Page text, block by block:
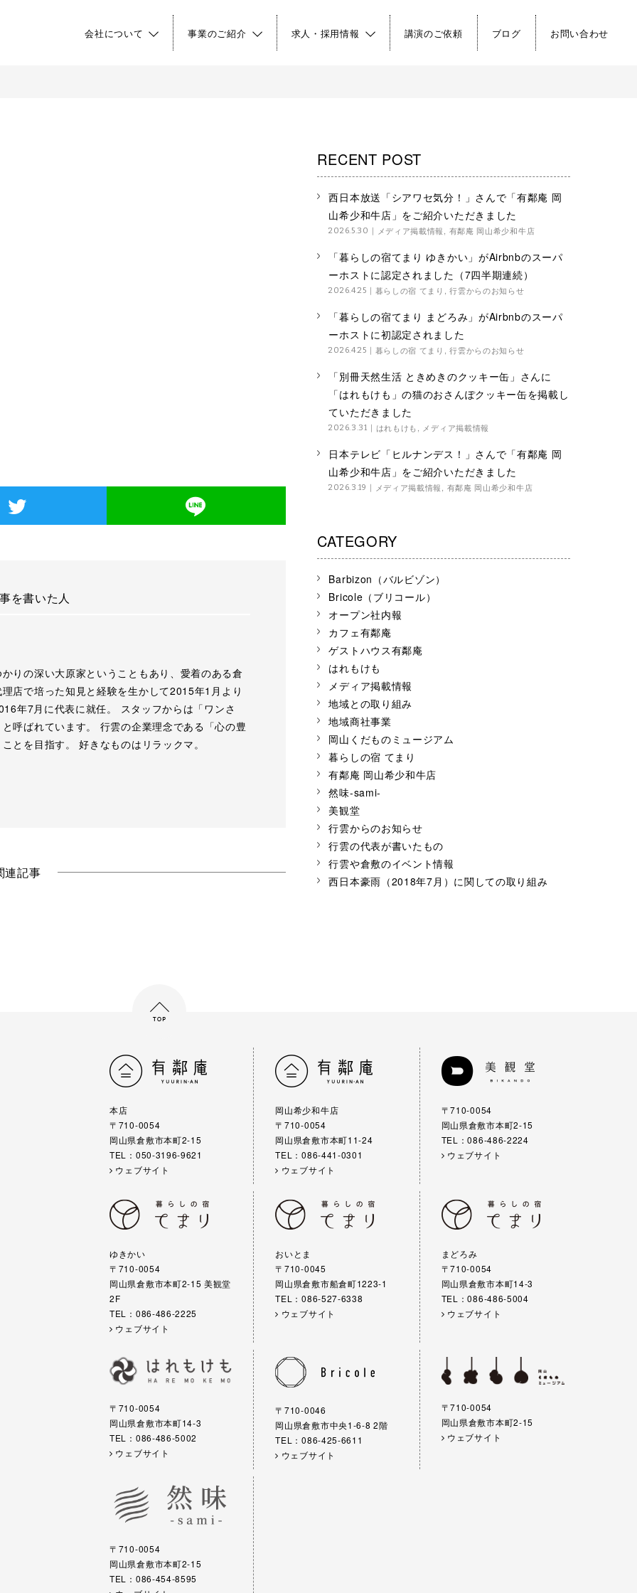
会社について 事業のご紹介 求人・採用情報 講演のご依頼 ブログ お問い合わせ
を書いた人
りの深い大原家ということもあり、愛着のある倉
店で培った知見と経験を生かして2015年1月より
年7月に代表に就任。 スタッフからは「ワンさ
呼ばれています。 行雲の企業理念である「心の豊
とを目指す。 好きなものはリラックマ。
連記事
RECENT POST
西日本放送「シアワセ気分！」さんで「有鄰庵 岡
山希少和牛店」をご紹介いただきました
2026.5.30 メディア掲載情報 有鄰庵 岡山希少和牛店
「暮らしの宿てまり ゆきかい」がAirbnbのスーパ
ーホストに認定されました（7四半期連続）
2026.4.25 暮らしの宿 てまり ,行雲からのお知らせ
「暮らしの宿てまり まどろみ」がAirbnbのスーパ
ーホストに初認定されました
2026.4.25 暮らしの宿 てまり ,行雲からのお知らせ
「別冊天然生活 ときめきのクッキー缶」さんに
「はれもけも」の猫のおさんぽクッキー缶を掲載し
ていただきました
2026.3.31 はれもけも メディア掲載情報
日本テレビ「ヒルナンデス！」さんで「有鄰庵 岡
山希少和牛店」をご紹介いただきました
2026.3.19 メディア掲載情報 有鄰庵 岡山希少和牛店
CATEGORY
Barbizon（バルビゾン）
Bricole（ブリコール）
オープン社内報
カフェ有鄰庵
ゲストハウス有鄰庵
はれもけも
メディア掲載情報
地域との取り組み
地域商社事業
岡山くだものミュージアム
暮らしの宿 てまり
有鄰庵 岡山希少和牛店
然味-sami-
美観堂
行雲からのお知らせ
行雲の代表が書いたもの
行雲や倉敷のイベント情報
西日本豪雨（2018年7月）に関しての取り組み
本店
〒710-0054
岡山県倉敷市本町2-15
TEL：050-3196-9621
ウェブサイト
岡山希少和牛店
〒710-0054
岡山県倉敷市本町11-24
TEL：086-441-0301
ウェブサイト
〒710-0054
岡山県倉敷市本町2-15
TEL：086-486-2224
ウェブサイト
ゆきかい
〒710-0054
岡山県倉敷市本町2-15 美観堂
2F
TEL：086-486-2225
ウェブサイト
おいとま
〒710-0045
岡山県倉敷市船倉町1223-1
TEL：086-527-6338
ウェブサイト
まどろみ
〒710-0054
岡山県倉敷市本町14-3
TEL：086-486-5004
ウェブサイト
〒710-0054
岡山県倉敷市本町14-3
TEL：086-486-5002
ウェブサイト
〒710-0046
岡山県倉敷市中央1-6-8 2階
TEL：086-425-6611
ウェブサイト
〒710-0054
岡山県倉敷市本町2-15
ウェブサイト
〒710-0054
岡山県倉敷市本町2-15
TEL：086-454-8595